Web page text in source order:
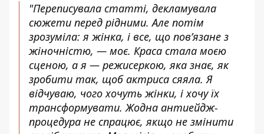
"Переписувала статті, декламувала
сюжети перед рідними. Але потім
зрозуміла: я жінка, і все, що пов’язане з
жіночністю, — моє. Краса стала моєю
сценою, а я — режисеркою, яка знає, як
зробити так, щоб актриса сяяла. Я
відчуваю, чого хочуть жінки, і хочу їх
трансформувати. Жодна антиейдж-
процедура не спрацює, якщо не змінити